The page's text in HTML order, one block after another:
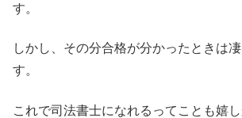
す。
しかし、その分合格が分かったときは
す。
これで司法書士になれるってことも嬉